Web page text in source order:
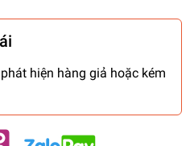
hiện hàng giả hoặc kém